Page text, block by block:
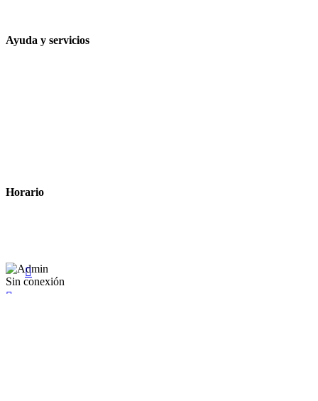
Ayuda y servicios
Horario
Sin conexión

